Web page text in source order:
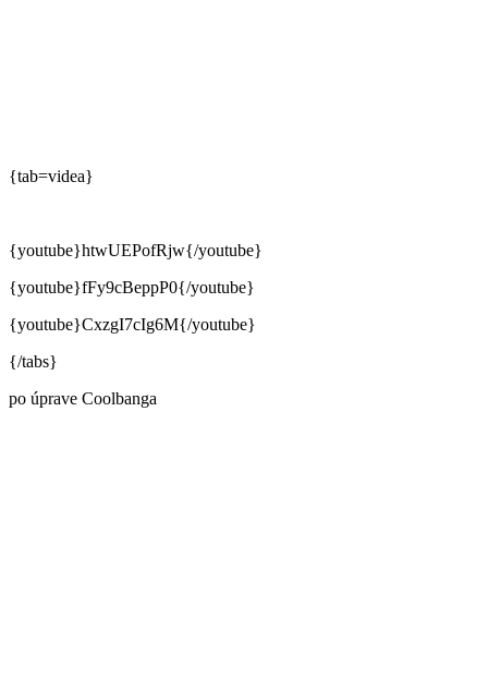
{tab=videa}
{youtube}htwUEPofRjw{/youtube}
{youtube}fFy9cBeppP0{/youtube}
{youtube}CxzgI7cIg6M{/youtube}
{/tabs}
po úprave Coolbanga